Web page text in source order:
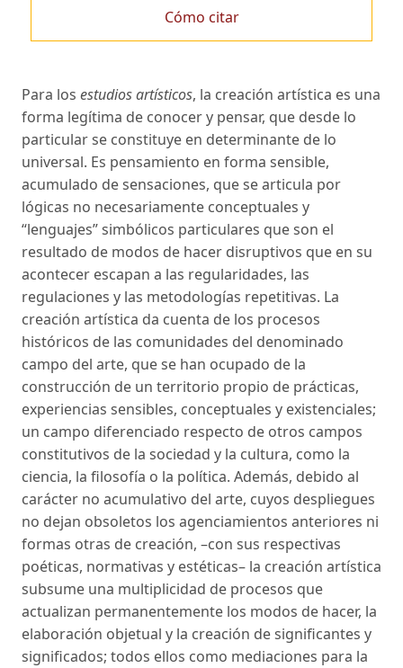
Cómo citar
Para los estudios artísticos, la creación artística es una
forma legítima de conocer y pensar, que desde lo
particular se constituye en determinante de lo
universal. Es pensamiento en forma sensible,
acumulado de sensaciones, que se articula por
lógicas no necesariamente conceptuales y
“lenguajes” simbólicos particulares que son el
resultado de modos de hacer disruptivos que en su
acontecer escapan a las regularidades, las
regulaciones y las metodologías repetitivas. La
creación artística da cuenta de los procesos
históricos de las comunidades del denominado
campo del arte, que se han ocupado de la
construcción de un territorio propio de prácticas,
experiencias sensibles, conceptuales y existenciales;
un campo diferenciado respecto de otros campos
constitutivos de la sociedad y la cultura, como la
ciencia, la filosofía o la política. Además, debido al
carácter no acumulativo del arte, cuyos despliegues
no dejan obsoletos los agenciamientos anteriores ni
formas otras de creación, –con sus respectivas
poéticas, normativas y estéticas– la creación artística
subsume una multiplicidad de procesos que
actualizan permanentemente los modos de hacer, la
elaboración objetual y la creación de significantes y
significados; todos ellos como mediaciones para la